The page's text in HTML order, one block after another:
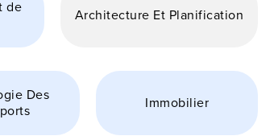
de
Architecture Et Planification
Des
Immobilier